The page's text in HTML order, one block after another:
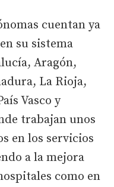
cuentan ya
su sistema
Aragón,
La Rioja,
Vasco y
trabajan unos
en los servicios
a la mejora
como en